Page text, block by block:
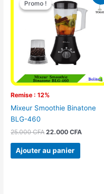
Promo !
Remise : 12%
Promo !
Mixeur Smoothie Binatone
BLG-460
25.000CFA
initial
était :
25.000 CFA.
22.000CFA
actuel
est :
Ajouter au panier